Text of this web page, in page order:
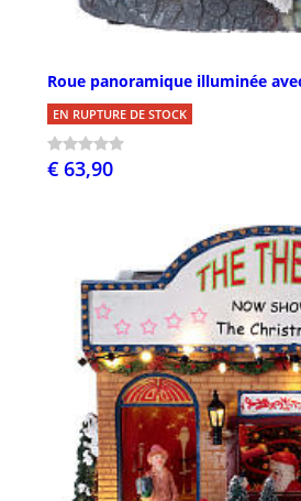
Roue panoramique illuminée
EN RUPTURE DE STOCK
€ 63,90